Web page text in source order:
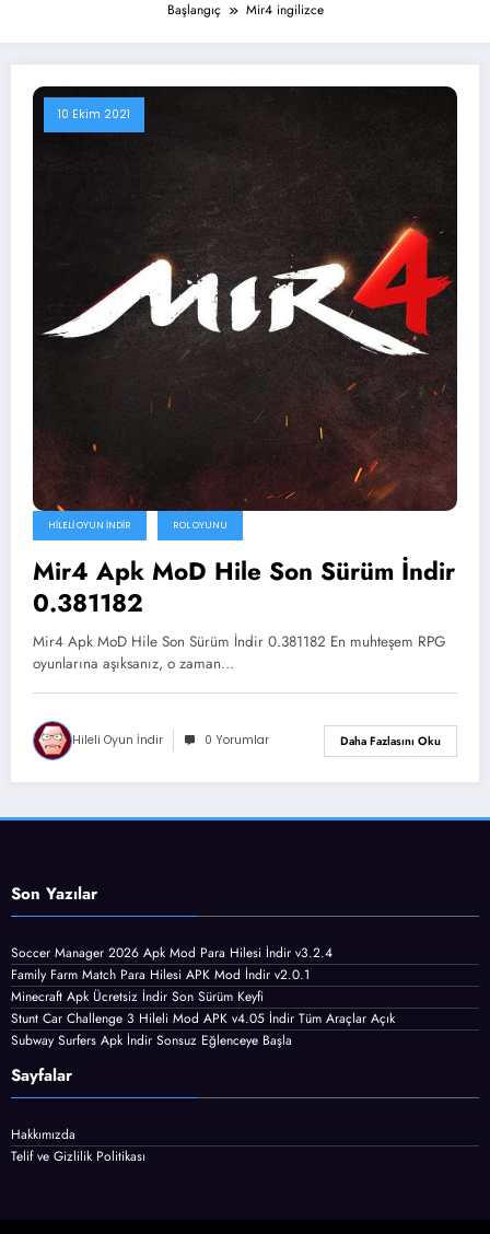
Başlangıç Mir4 ingilizce
10 Ekim 2021
HILELI OYUN İNDIR ROL OYUNU
Mir4 Apk MoD Hile Son Sürüm İndir
0.381182
Mir4 Apk MoD Hile Son Sürüm İndir 0.381182 En muhteşem RPG
oyunlarına aşıksanız, o zaman…
Hileli Oyun İndir 0 Yorumlar Daha Fazlasını Oku
Son Yazılar
Soccer Manager 2026 Apk Mod Para Hilesi İndir v3.2.4
Family Farm Match Para Hilesi APK Mod İndir v2.0.1
Minecraft Apk Ücretsiz İndir Son Sürüm Keyfi
Stunt Car Challenge 3 Hileli Mod APK v4.05 İndir Tüm Araçlar Açık
Subway Surfers Apk İndir Sonsuz Eğlenceye Başla
Sayfalar
Hakkımızda
Telif ve Gizlilik Politikası